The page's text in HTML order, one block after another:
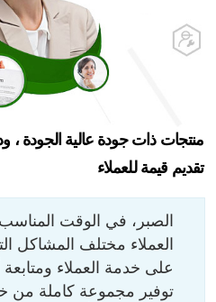
منتجات ذات جودة عالية الجودة ،
تقديم قيمة للعملاء
الصبر، في الوقت
العملاء مختلف المشاكل
على خدمة العملاء ومتابعة
توفير مجموعة كاملة من